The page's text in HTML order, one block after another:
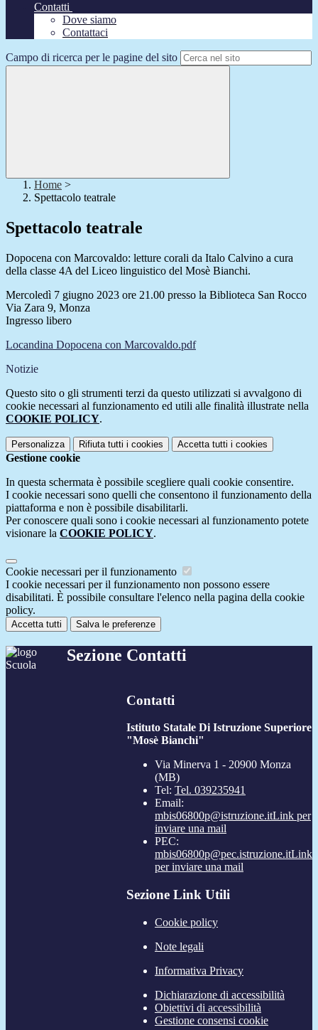
Contatti
Dove siamo
Contattaci
Campo di ricerca per le pagine del sito
Home >
Spettacolo teatrale
Spettacolo teatrale
Dopocena con Marcovaldo: letture corali da Italo Calvino a cura
della classe 4A del Liceo linguistico del Mosè Bianchi.
Mercoledì 7 giugno 2023 ore 21.00 presso la Biblioteca San Rocco
Via Zara 9, Monza
Ingresso libero
Locandina Dopocena con Marcovaldo.pdf
Notizie
Questo sito o gli strumenti terzi da questo utilizzati si avvalgono di
cookie necessari al funzionamento ed utili alle finalità illustrate nella
COOKIE POLICY.
Personalizza Rifiuta tutti i cookies Accetta tutti i cookies
Gestione cookie
In questa schermata è possibile scegliere quali cookie consentire.
I cookie necessari sono quelli che consentono il funzionamento della
piattaforma e non è possibile disabilitarli.
Per conoscere quali sono i cookie necessari al funzionamento potete
visionare la COOKIE POLICY.
Cookie necessari per il funzionamento
I cookie necessari per il funzionamento non possono essere
disabilitati. È possibile consultare l'elenco nella pagina della cookie
policy.
Accetta tutti Salva le preferenze
Sezione Contatti
Contatti
Istituto Statale Di Istruzione Superiore
"Mosè Bianchi"
Via Minerva 1 - 20900 Monza
(MB)
Tel: Tel. 039235941
Email:
mbis06800p@istruzione.itLink per
inviare una mail
PEC:
mbis06800p@pec.istruzione.itLink
per inviare una mail
Sezione Link Utili
Cookie policy
Note legali
Informativa Privacy
Dichiarazione di accessibilità
Obiettivi di accessibilità
Gestione consensi cookie